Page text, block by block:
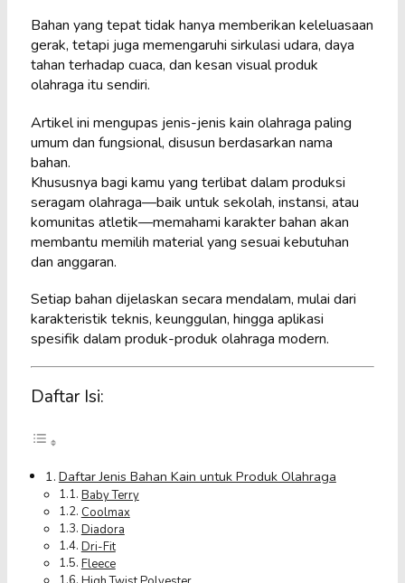
Bahan yang tepat tidak hanya memberikan keleluasaan
gerak, tetapi juga memengaruhi sirkulasi udara, daya
tahan terhadap cuaca, dan kesan visual produk
olahraga itu sendiri.
Artikel ini mengupas jenis-jenis kain olahraga paling
umum dan fungsional, disusun berdasarkan nama
bahan.
Khususnya bagi kamu yang terlibat dalam produksi
seragam olahraga—baik untuk sekolah, instansi, atau
komunitas atletik—memahami karakter bahan akan
membantu memilih material yang sesuai kebutuhan
dan anggaran.
Setiap bahan dijelaskan secara mendalam, mulai dari
karakteristik teknis, keunggulan, hingga aplikasi
spesifik dalam produk-produk olahraga modern.
Daftar Isi:
Daftar Jenis Bahan Kain untuk Produk Olahraga
Baby Terry
Coolmax
Diadora
Dri-Fit
Fleece